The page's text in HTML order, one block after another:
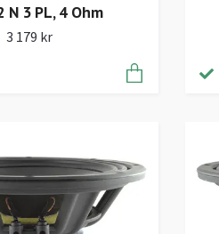
N 3 PL, 4 Ohm
3 179 kr